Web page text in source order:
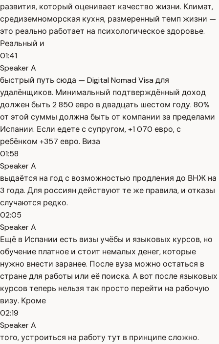
развития, который оценивает качество жизни. Климат,
средиземноморская кухня, размеренный темп жизни —
это реально работает на психологическое здоровье.
Реальный и
01:41
Speaker A
быстрый путь сюда — Digital Nomad Visa для
удалёнщиков. Минимальный подтверждённый доход
должен быть 2 850 евро в двадцать шестом году. 80%
от этой суммы должна быть от компании за пределами
Испании. Если едете с супругом, +1 070 евро, с
ребёнком +357 евро. Виза
01:58
Speaker A
выдаётся на год с возможностью продления до ВНЖ на
3 года. Для россиян действуют те же правила, и отказы
случаются редко.
02:05
Speaker A
Ещё в Испании есть визы учёбы и языковых курсов, но
обучение платное и стоит немалых денег, которые
нужно внести заранее. После вуза можно остаться в
стране для работы или её поиска. А вот после языковых
курсов теперь нельзя так просто перейти на рабочую
визу. Кроме
02:19
Speaker A
того, устроиться на работу тут в принципе сложно.